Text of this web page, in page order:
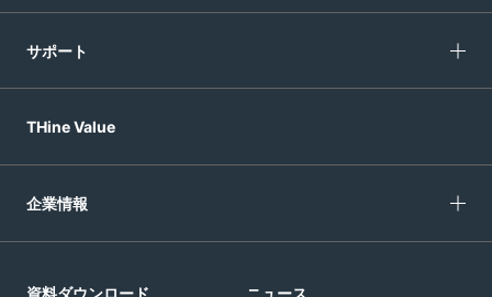
サポート
THine Value
企業情報
資料ダウンロード ニュース